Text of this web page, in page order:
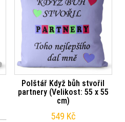
Polštář Když bůh stvořil
partnery (Velikost: 55 x 55
cm)
549 Kč